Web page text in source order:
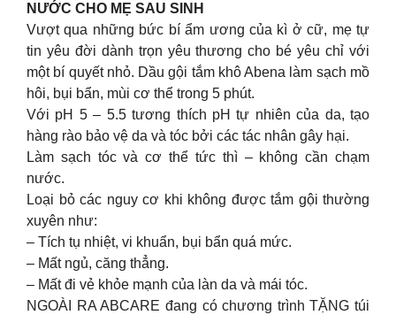
NƯỚC CHO MẸ SAU SINH
Vượt qua những bức bí ẩm ương của kì ở cữ, mẹ tự
tin yêu đời dành trọn yêu thương cho bé yêu chỉ với
một bí quyết nhỏ. Dầu gội tắm khô Abena làm sạch mồ
hôi, bụi bẩn, mùi cơ thể trong 5 phút.
Với pH 5 – 5.5 tương thích pH tự nhiên của da, tạo
hàng rào bảo vệ da và tóc bởi các tác nhân gây hại.
Làm sạch tóc và cơ thể tức thì – không cần chạm
nước.
Loại bỏ các nguy cơ khi không được tắm gội thường
xuyên như:
– Tích tụ nhiệt, vi khuẩn, bụi bẩn quá mức.
– Mất ngủ, căng thẳng.
– Mất đi vẻ khỏe mạnh của làn da và mái tóc.
NGOÀI RA ABCARE đang có chương trình TẶNG túi